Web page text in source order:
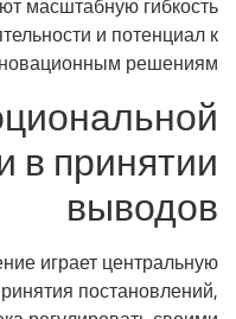
и потенциал к
решениям.
в принятии
выводов
играет центральную
постановлений,